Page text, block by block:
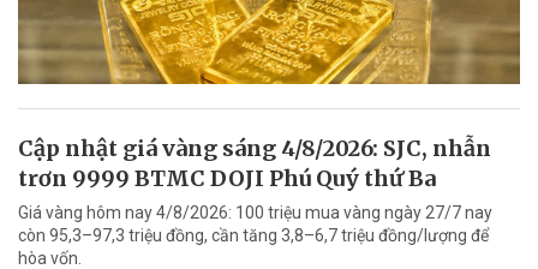
Cập nhật giá vàng sáng 4/8/2026: SJC, nhẫn
trơn 9999 BTMC DOJI Phú Quý thứ Ba
Giá vàng hôm nay 4/8/2026: 100 triệu mua vàng ngày 27/7 nay
còn 95,3–97,3 triệu đồng, cần tăng 3,8–6,7 triệu đồng/lượng để
hòa vốn.